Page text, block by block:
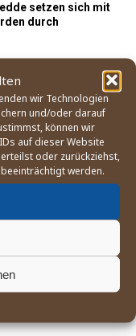
wir Technologien
und/oder darauf
können wir
auf dieser Website
oder zurückziehst,
werden.
setzen sich mit
durch
den Olympischen
Mitgliedsverband
Kiez zurück